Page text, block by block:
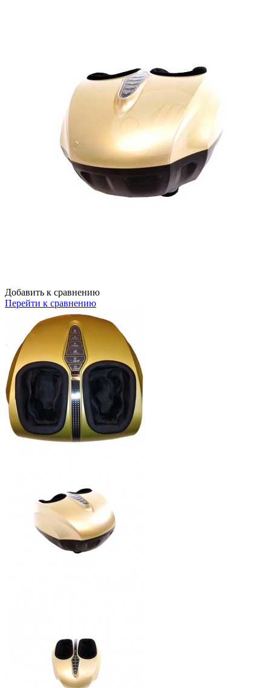
Добавить к сравнению
Перейти к сравнению